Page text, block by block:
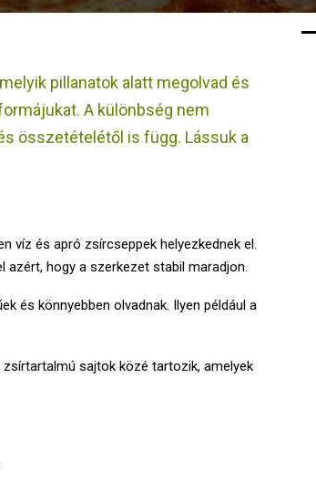
pillanatok alatt megolvad és
A különbség nem
összetételétől is függ. Lássuk a
víz és apró zsírcseppek helyezkednek el.
hogy a szerkezet stabil maradjon.
és könnyebben olvadnak. Ilyen például a
sajtok közé tartozik, amelyek